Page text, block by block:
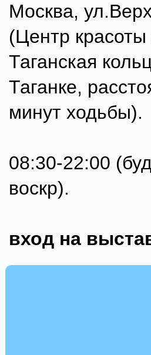
Москва,
(Центр
Таганская
Таганке,
минут ходьбы).
08:30-22:00
воскр).
вход на